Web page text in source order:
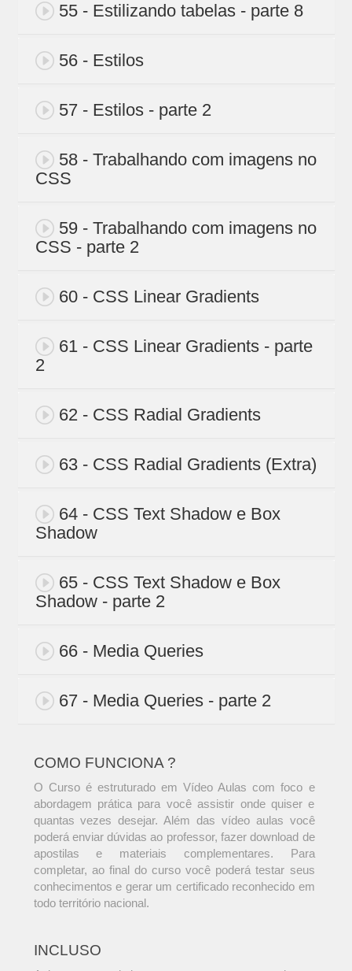
55 - Estilizando tabelas - parte 8
56 - Estilos
57 - Estilos - parte 2
58 - Trabalhando com imagens no
CSS
59 - Trabalhando com imagens no
CSS - parte 2
60 - CSS Linear Gradients
61 - CSS Linear Gradients - parte
2
62 - CSS Radial Gradients
63 - CSS Radial Gradients (Extra)
64 - CSS Text Shadow e Box
Shadow
65 - CSS Text Shadow e Box
Shadow - parte 2
66 - Media Queries
67 - Media Queries - parte 2
COMO FUNCIONA ?
O Curso é estruturado em Vídeo Aulas com foco e
abordagem prática para você assistir onde quiser e
quantas vezes desejar. Além das vídeo aulas você
poderá enviar dúvidas ao professor, fazer download de
apostilas e materiais complementares. Para
completar, ao final do curso você poderá testar seus
conhecimentos e gerar um certificado reconhecido em
todo território nacional.
INCLUSO